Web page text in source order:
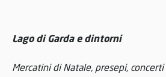
Lago di Garda e dintorni
Mercatini di Natale, presepi,